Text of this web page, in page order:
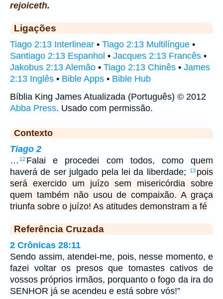
rejoiceth.
Ligações
Tiago 2:13 Interlinear • Tiago 2:13 Multilíngue •
Santiago 2:13 Espanhol • Jacques 2:13 Francês •
Jakobus 2:13 Alemão • Tiago 2:13 Chinês • James
2:13 Inglês • Bible Apps • Bible Hub
Bíblia King James Atualizada (Português) © 2012
Abba Press. Usado com permissão.
Contexto
Tiago 2
… 12 Falai e procedei com todos, como quem
haverá de ser julgado pela lei da liberdade;
13 pois
será exercido um juízo sem misericórdia sobre
quem também não usou de compaixão. A graça
triunfa sobre o juízo! As atitudes demonstram a fé
Referência Cruzada
2 Crônicas 28:11
Sendo assim, atendei-me, pois, nesse momento, e
fazei voltar os presos que tomastes cativos de
vossos próprios irmãos, porquanto o fogo da ira do
SENHOR já se acendeu e está sobre vós!”